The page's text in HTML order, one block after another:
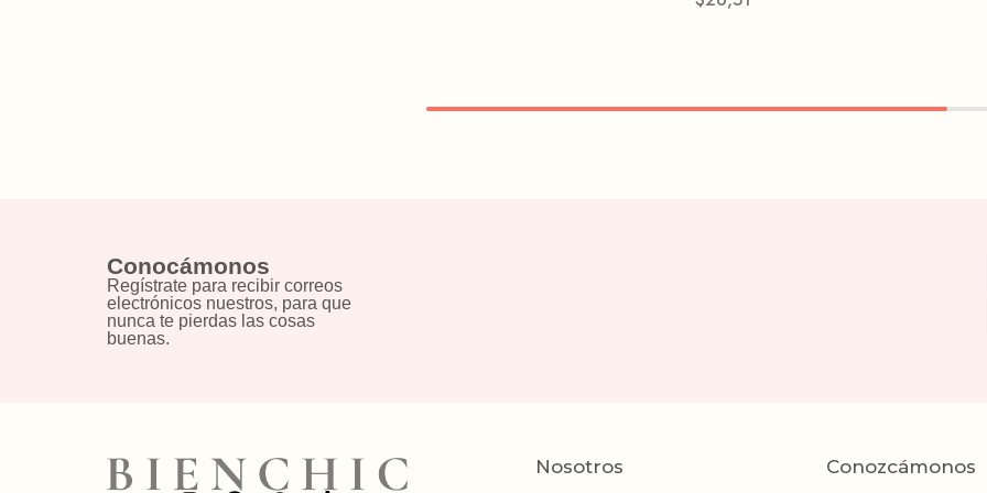
Conocámonos
Regístrate para recibir correos
electrónicos nuestros, para que
nunca te pierdas las cosas
buenas.
Nosotros Conozcámonos